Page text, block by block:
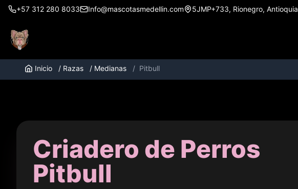
+57 312 280 8033 Info@mascotasmedellin.com 5JMP+733, Rionegro, Antioquia
Inicio / Razas / Medianas / Pitbull
Criadero de Perros
Pitbull